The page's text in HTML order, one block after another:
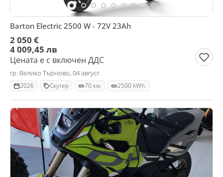
Barton Electric 2500 W - 72V 23Ah
2 050 €
4 009,45 лв
Цената е с включен ДДС
гр. Велико Търново, 04 август
2026 Скутер 70 км. 2500 kWh.